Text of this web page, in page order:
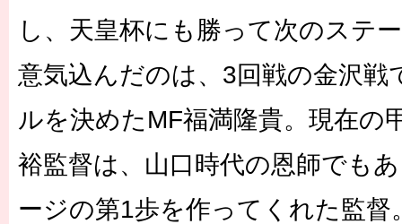
し、天皇杯にも勝って次のステ
意気込んだのは、3回戦の金沢戦
ルを決めたMF福満隆貴。現在の
裕監督は、山口時代の恩師でも
ージの第1歩を作ってくれた監